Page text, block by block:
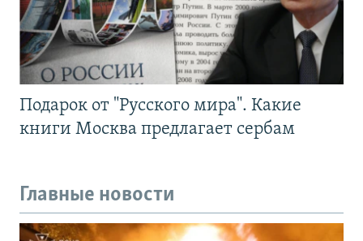
Подарок от "Русского мира". Какие
книги Москва предлагает сербам
Главные новости